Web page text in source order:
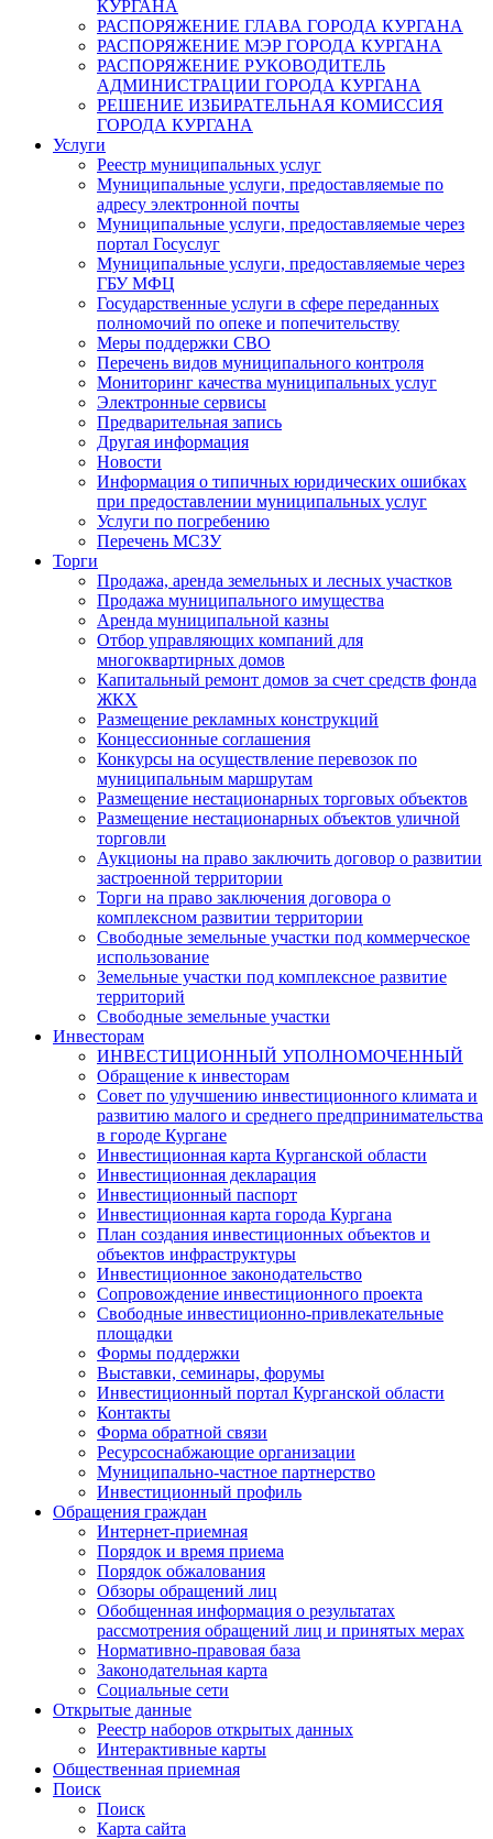
КУРГАНА
РАСПОРЯЖЕНИЕ ГЛАВА ГОРОДА КУРГАНА
РАСПОРЯЖЕНИЕ МЭР ГОРОДА КУРГАНА
РАСПОРЯЖЕНИЕ РУКОВОДИТЕЛЬ
АДМИНИСТРАЦИИ ГОРОДА КУРГАНА
РЕШЕНИЕ ИЗБИРАТЕЛЬНАЯ КОМИССИЯ
ГОРОДА КУРГАНА
Услуги
Реестр муниципальных услуг
Муниципальные услуги, предоставляемые по
адресу электронной почты
Муниципальные услуги, предоставляемые через
портал Госуслуг
Муниципальные услуги, предоставляемые через
ГБУ МФЦ
Государственные услуги в сфере переданных
полномочий по опеке и попечительству
Меры поддержки СВО
Перечень видов муниципального контроля
Мониторинг качества муниципальных услуг
Электронные сервисы
Предварительная запись
Другая информация
Новости
Информация о типичных юридических ошибках
при предоставлении муниципальных услуг
Услуги по погребению
Перечень МСЗУ
Торги
Продажа, аренда земельных и лесных участков
Продажа муниципального имущества
Аренда муниципальной казны
Отбор управляющих компаний для
многоквартирных домов
Капитальный ремонт домов за счет средств фонда
ЖКХ
Размещение рекламных конструкций
Концессионные соглашения
Конкурсы на осуществление перевозок по
муниципальным маршрутам
Размещение нестационарных торговых объектов
Размещение нестационарных объектов уличной
торговли
Аукционы на право заключить договор о развитии
застроенной территории
Торги на право заключения договора о
комплексном развитии территории
Свободные земельные участки под коммерческое
использование
Земельные участки под комплексное развитие
территорий
Свободные земельные участки
Инвесторам
ИНВЕСТИЦИОННЫЙ УПОЛНОМОЧЕННЫЙ
Обращение к инвесторам
Совет по улучшению инвестиционного климата и
развитию малого и среднего предпринимательства
в городе Кургане
Инвестиционная карта Курганской области
Инвестиционная декларация
Инвестиционный паспорт
Инвестиционная карта города Кургана
План создания инвестиционных объектов и
объектов инфраструктуры
Инвестиционное законодательство
Сопровождение инвестиционного проекта
Свободные инвестиционно-привлекательные
площадки
Формы поддержки
Выставки, семинары, форумы
Инвестиционный портал Курганской области
Контакты
Форма обратной связи
Ресурсоснабжающие организации
Муниципально-частное партнерство
Инвестиционный профиль
Обращения граждан
Интернет-приемная
Порядок и время приема
Порядок обжалования
Обзоры обращений лиц
Обобщенная информация о результатах
рассмотрения обращений лиц и принятых мерах
Нормативно-правовая база
Законодательная карта
Социальные сети
Открытые данные
Реестр наборов открытых данных
Интерактивные карты
Общественная приемная
Поиск
Поиск
Карта сайта